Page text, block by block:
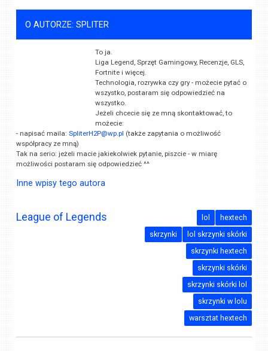
O AUTORZE: SPLITER
To ja.
Liga Legend, Sprzęt Gamingowy, Recenzje, GLS,
Fortnite i więcej.
Technologia, rozrywka czy gry - możecie pytać o
wszystko, postaram się odpowiedzieć na
wszystko.
Jeżeli chcecie się ze mną skontaktować, to
możecie:
- napisać maila:SpliterH2P@wp.pl (także zapytania o możliwość
współpracy ze mną)
Tak na serio: jeżeli macie jakiekolwiek pytanie, piszcie - w miarę
możliwości postaram się odpowiedzieć ^^
Inne wpisy tego autora
League of Legends hextech
lol
lol skrzynki skórki
skrzynki
skrzynki hextech
skrzynki skórki
skrzynki skórki lol
skrzynki w lolu
warsztat hextech